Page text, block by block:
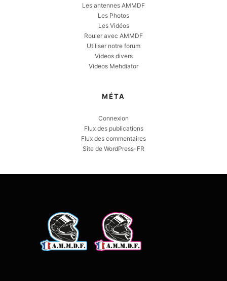
Les antennes AMMDF
Les Photos
Les Vidéos
Rouler avec AMMDF
Utiliser notre forum
Videos divers
Videos Mehdiator
MÉTA
Connexion
Flux des publications
Flux des commentaires
Site de WordPress-FR